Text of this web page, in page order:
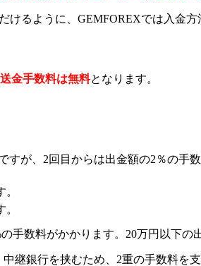
るように、GEMFOREXでは入金方
金手数料は無料となります。
すが、2回目からは出金額の2％の手
手数料がかかります。20万円以下の
継銀行を挟むため、2重の手数料を